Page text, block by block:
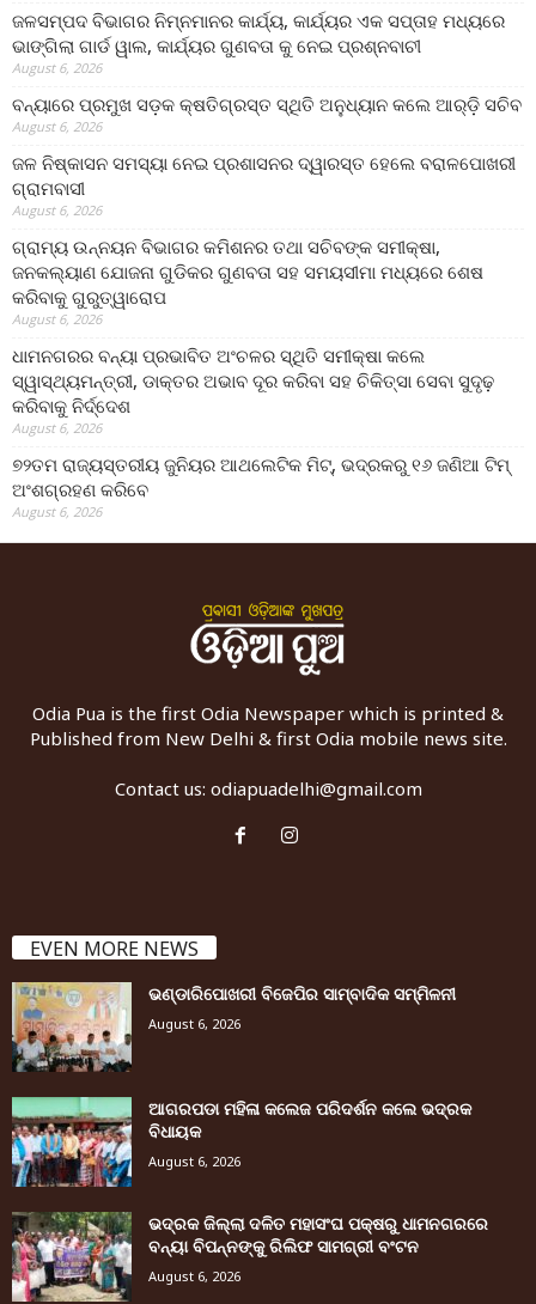
ଜଳସମ୍ପଦ ବିଭାଗର ନିମ୍ନମାନର କାର୍ଯ୍ୟ, କାର୍ଯ୍ୟର ଏକ ସପ୍ତାହ ମଧ୍ୟରେ
ଭାଙ୍ଗିଲା ଗାର୍ଡ ୱାଲ, କାର୍ଯ୍ୟର ଗୁଣବତା କୁ ନେଇ ପ୍ରଶ୍ନବାଚୀ
August 6, 2026
ବନ୍ୟାରେ ପ୍ରମୁଖ ସଡ଼କ କ୍ଷତିଗ୍ରସ୍ତ ସ୍ଥିତି ଅନୁଧ୍ୟାନ କଲେ ଆର୍‌ଡ଼ି ସଚିବ
August 6, 2026
ଜଳ ନିଷ୍କାସନ ସମସ୍ୟା ନେଇ ପ୍ରଶାସନର ଦ୍ୱାରସ୍ତ ହେଲେ ବରାଳପୋଖରୀ
ଗ୍ରାମବାସୀ
August 6, 2026
ଗ୍ରାମ୍ୟ ଉନ୍ନୟନ ବିଭାଗର କମିଶନର ତଥା ସଚିବଙ୍କ ସମୀକ୍ଷା,
ଜନକଲ୍ୟାଣ ଯୋଜନା ଗୁଡିକର ଗୁଣବତା ସହ ସମୟସୀମା ମଧ୍ୟରେ ଶେଷ
କରିବାକୁ ଗୁରୁତ୍ୱାରୋପ
August 6, 2026
ଧାମନଗରର ବନ୍ୟା ପ୍ରଭାବିତ ଅଂଚଳର ସ୍ଥିତି ସମୀକ୍ଷା କଲେ
ସ୍ୱାସ୍ଥ୍ୟମନ୍ତ୍ରୀ, ଡାକ୍ତର ଅଭାବ ଦୂର କରିବା ସହ ଚିକିତ୍ସା ସେବା ସୁଦୃଢ଼
କରିବାକୁ ନିର୍ଦ୍ଦେଶ
August 6, 2026
୭୨ତମ ରାଜ୍ୟସ୍ତରୀୟ ଜୁନିୟର ଆଥଲେଟିକ ମିଟ୍‌, ଭଦ୍ରକରୁ ୧୬ ଜଣିଆ ଟିମ୍
ଅଂଶଗ୍ରହଣ କରିବେ
August 6, 2026
Odia Pua is the first Odia Newspaper which is printed &
Published from New Delhi & first Odia mobile news site.
Contact us: odiapuadelhi@gmail.com
EVEN MORE NEWS
ଭଣ୍ଡାରିପୋଖରୀ ବିଜେପିର ସାମ୍ବାଦିକ ସମ୍ମିଳନୀ
August 6, 2026
ଆଗରପଡା ମହିଳା କଲେଜ ପରିଦର୍ଶନ କଲେ ଭଦ୍ରକ
ବିଧାୟକ
August 6, 2026
ଭଦ୍ରକ ଜିଲ୍ଲା ଦଳିତ ମହାସଂଘ ପକ୍ଷରୁ ଧାମନଗରରେ
ବନ୍ୟା ବିପନ୍ନଙ୍କୁ ରିଲିଫ ସାମଗ୍ରୀ ବଂଟନ
August 6, 2026